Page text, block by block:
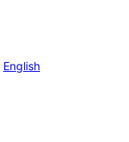
English